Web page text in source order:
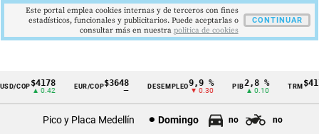
Cintillo
COP$4178
▲ 0.42
EUR/COP$3648 DESEMPLEO9,9 %
▼ 0.30
2,8 %
▲ 0.10
TRM
Pico y Placa Medellín Domingo no no
Este portal emplea cookies internas y de terceros con fines
estadísticos, funcionales y publicitarios. Puede aceptarlas o
consultar más en nuestra politica de cookies
CONTINUAR